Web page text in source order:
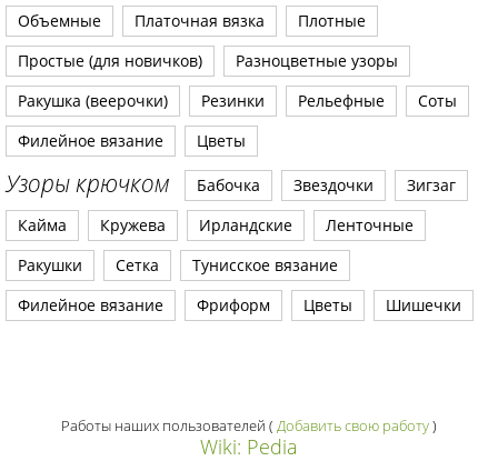
Объемные
Платочная вязка
Плотные
Простые (для новичков)
Разноцветные узоры
Ракушка (веерочки)
Резинки Рельефные
Соты
Филейное вязание
Цветы
Узоры крючком Бабочка Звездочки
Зигзаг
Кайма
Кружева Ирландские
Ленточные
Ракушки
Сетка
Тунисское вязание
Филейное вязание
Фриформ Цветы Шишечки
Работы наших пользователей ( Добавить свою работу)
Wiki: Pedia